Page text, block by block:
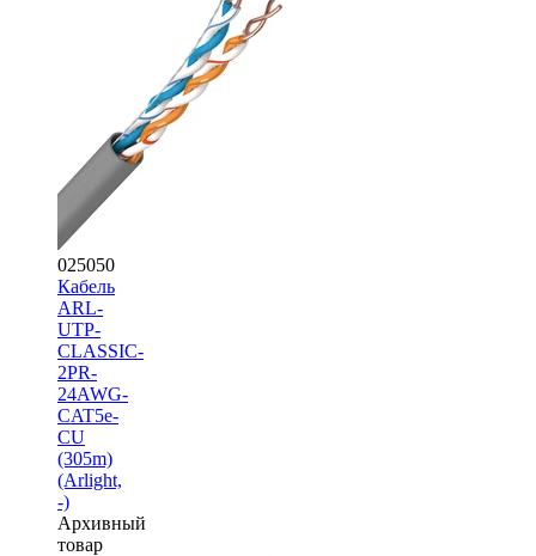
025050
Кабель
ARL-
UTP-
CLASSIC-
2PR-
24AWG-
CAT5e-
CU
(305m)
(Arlight,
-)
Архивный
товар